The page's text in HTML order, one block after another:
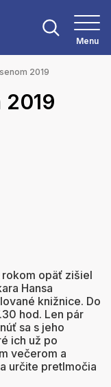
Menu
2019
2019
rokom opäť zišiel
Hansa
knižnice. Do
hod. Len pár
sa s jeho
ich už po
večerom a
určite pretlmočia